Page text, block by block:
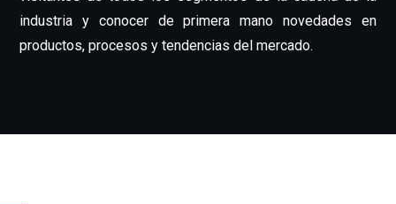
industria y conocer de primera mano novedades en
productos, procesos y tendencias del mercado.